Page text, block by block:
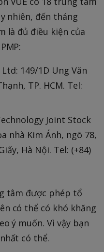
nhiên, đến tháng
là đủ điều kiện của
149/1D Ung Văn
TP. HCM. Tel:
Joint Stock
nhà Kim Ánh, ngõ 78,
Hà Nội. Tel: (+84)
tâm được phép tổ
có thể có khó khăng
ý muốn. Vì vậy bạn
có thể.